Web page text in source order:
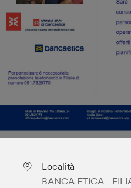
Località
BANCA ETICA -